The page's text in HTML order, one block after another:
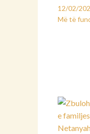
12/02/
Më të